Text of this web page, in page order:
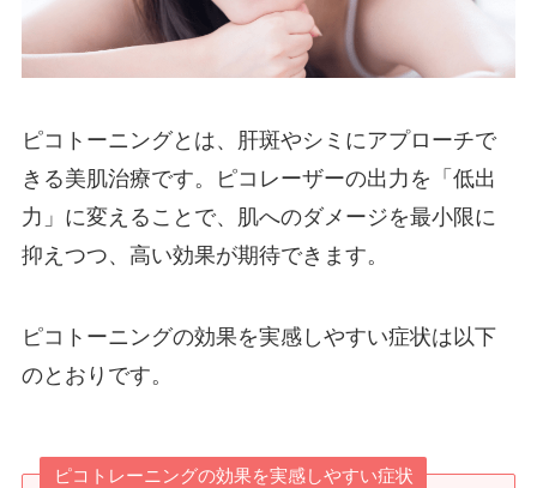
ピコトーニングとは、肝斑やシミにアプローチで
きる美肌治療です。ピコレーザーの出力を「低出
力」に変えることで、肌へのダメージを最小限に
抑えつつ、高い効果が期待できます。
ピコトーニングの効果を実感しやすい症状は以下
のとおりです。
ピコトレーニングの効果を実感しやすい症状